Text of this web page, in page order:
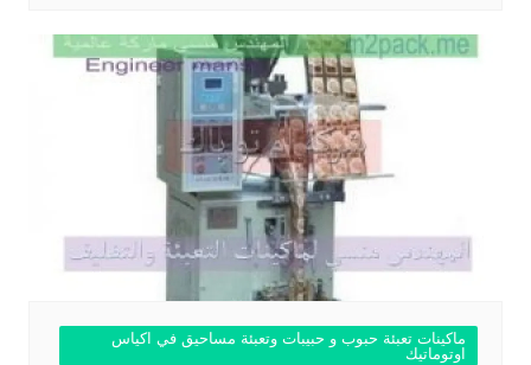
ماكينات تعبئة حبوب و حبيبات وتعبئة مساحيق في اكياس
اوتوماتيك